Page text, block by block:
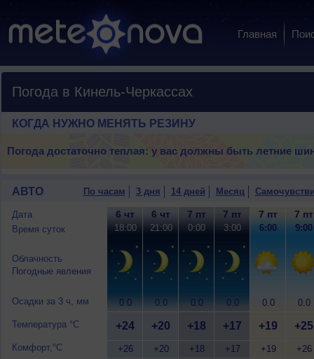
Главная
Погода в Кинель-Черкассах
КОГДА НУЖНО МЕНЯТЬ РЕЗИНУ
Погода достаточно теплая: у вас должны быть летние
АВТО По часам 3 дня 14 дней Месяц
Дата
Время суток
Облачность
Погодные явления
Осадки за 3 ч, мм
Температура °C
Комфорт,°C
6 чт
18:00
0.0
+24
+26
6 чт
21:00
0.0
+20
+20
7 пт
0:00
0.0
+18
+18
7 пт
3:00
0.0
+17
+17
7 пт
6:00
0.0
+19
+19
7 пт
9:00
0.0
+25
+26